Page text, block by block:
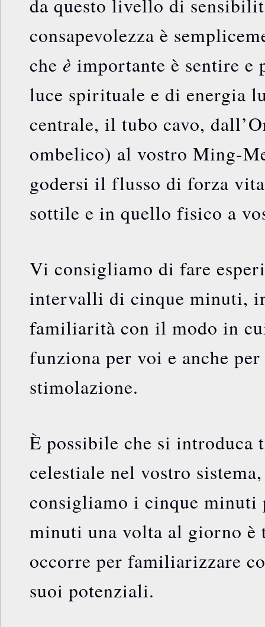
da questo livello di
consapevolezza è
che è importante è sentire
luce spirituale e di energia
centrale, il tubo cavo,
ombelico) al vostro Ming-
godersi il flusso di forza
sottile e in quello fisico a
Vi consigliamo di fare
intervalli di cinque minuti,
familiarità con il modo in
funziona per voi e anche per
stimolazione.
È possibile che si introduca
celestiale nel vostro
consigliamo i cinque minuti
minuti una volta al giorno è
occorre per familiarizzare
suoi potenziali.